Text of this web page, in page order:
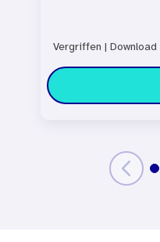
Vergriffen Download